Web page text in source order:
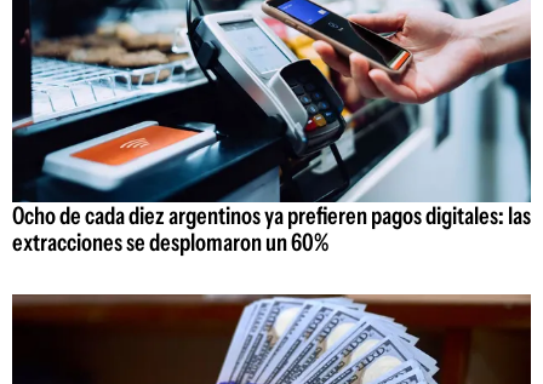
Ocho de cada diez argentinos ya prefieren pagos digitales: las
extracciones se desplomaron un 60%